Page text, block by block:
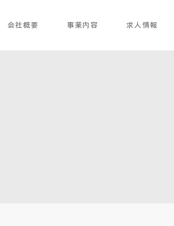
会社概要 事業内容 求人情報